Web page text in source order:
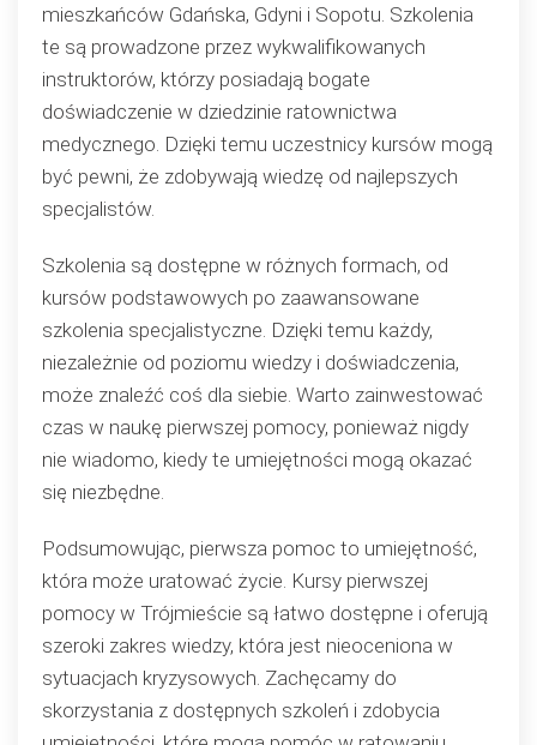
mieszkańców Gdańska, Gdyni i Sopotu. Szkolenia
te są prowadzone przez wykwalifikowanych
instruktorów, którzy posiadają bogate
doświadczenie w dziedzinie ratownictwa
medycznego. Dzięki temu uczestnicy kursów mogą
być pewni, że zdobywają wiedzę od najlepszych
specjalistów.
Szkolenia są dostępne w różnych formach, od
kursów podstawowych po zaawansowane
szkolenia specjalistyczne. Dzięki temu każdy,
niezależnie od poziomu wiedzy i doświadczenia,
może znaleźć coś dla siebie. Warto zainwestować
czas w naukę pierwszej pomocy, ponieważ nigdy
nie wiadomo, kiedy te umiejętności mogą okazać
się niezbędne.
Podsumowując, pierwsza pomoc to umiejętność,
która może uratować życie. Kursy pierwszej
pomocy w Trójmieście są łatwo dostępne i oferują
szeroki zakres wiedzy, która jest nieoceniona w
sytuacjach kryzysowych. Zachęcamy do
skorzystania z dostępnych szkoleń i zdobycia